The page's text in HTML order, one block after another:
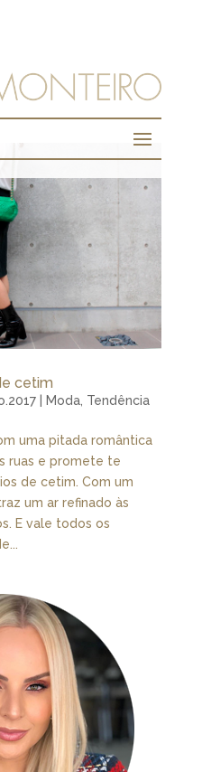
cetim
| Moda, Tendência
uma pitada romântica
ruas e promete te
de cetim. Com um
um ar refinado às
E vale todos os